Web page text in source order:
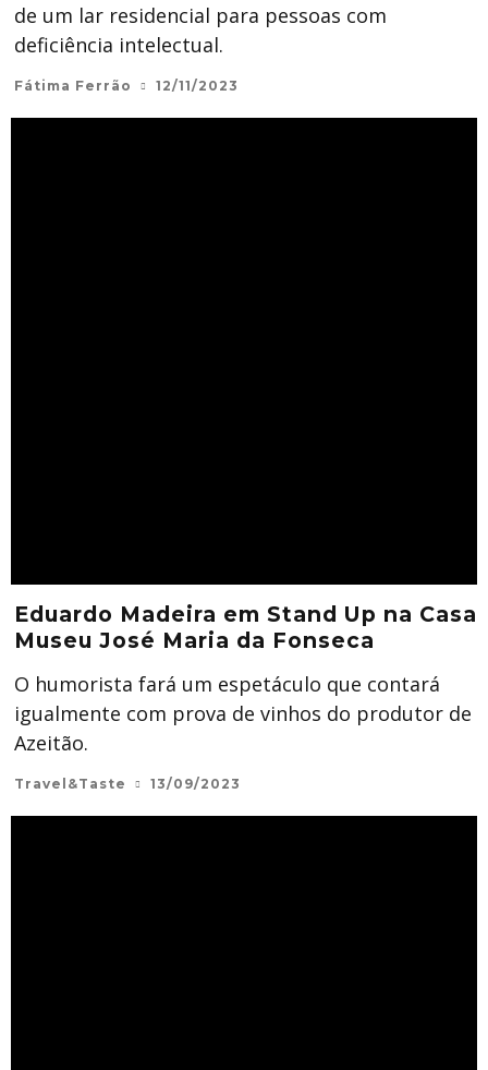
de um lar residencial para pessoas com
deficiência intelectual.
Fátima Ferrão 12/11/2023
Eduardo Madeira em Stand Up na Casa
Museu José Maria da Fonseca
O humorista fará um espetáculo que contará
igualmente com prova de vinhos do produtor de
Azeitão.
Travel&Taste 13/09/2023